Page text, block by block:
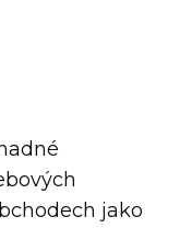
jako